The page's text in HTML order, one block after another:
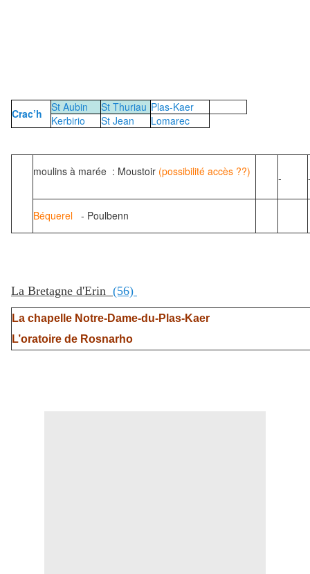
Crac’h St Aubin St Thuriau Plas-Kaer
Kerbirio
St Jean Lomarec
moulins à marée : Moustoir (possibilité accès ??) -
Béquerel - Poulbenn
La Bretagne d'Erin (56)
La chapelle Notre-Dame-du-Plas-Kaer
L’oratoire de Rosnarho